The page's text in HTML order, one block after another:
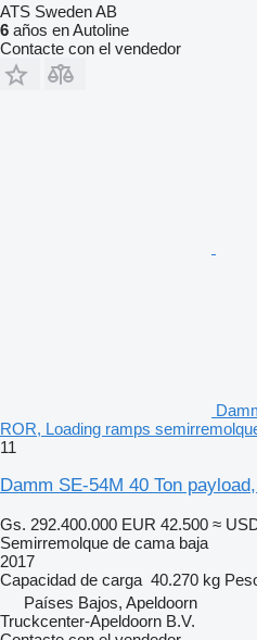
ATS Sweden AB
6 años en Autoline
Contacte con el vendedor
ROR, Loading ramps
11
Damm SE-54M 40 Ton
Gs. 292.400.000 EUR 42.500 ≈
Semirremolque de cama baja
2017
Capacidad de carga 40.270 kg
Países Bajos, Apeldoorn
Truckcenter-Apeldoorn B.V.